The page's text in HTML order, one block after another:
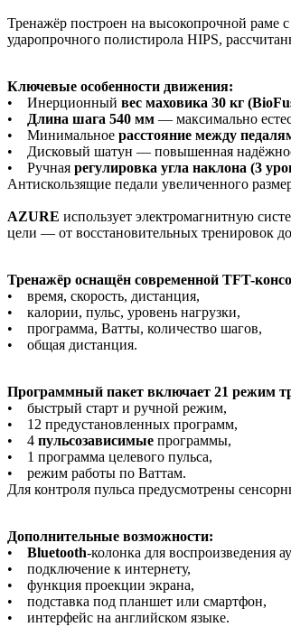
Тренажёр построен на высокопрочной раме
ударопрочного полистирола HIPS,
Ключевые особенности движения:
• Инерционный вес маховика 30 кг
•
Длина шага 540 мм — максимально
• Минимальное расстояние между
• Дисковый шатун — повышенная
• Ручная регулировка угла наклона (3
Антискользящие педали увеличенного
AZURE использует электромагнитную
цели — от восстановительных тренировок
Тренажёр оснащён современной TFT-
• время, скорость, дистанция,
• калории, пульс, уровень нагрузки,
• программа, Ватты, количество шагов,
• общая дистанция.
Программный пакет включает 21 режим
• быстрый старт и ручной режим,
• 12 предустановленных программ,
• 4 пульсозависимые программы,
• 1 программа целевого пульса,
• режим работы по Ваттам.
Для контроля пульса предусмотрены
Дополнительные возможности:
• Bluetooth-колонка для воспроизведения
• подключение к интернету,
• функция проекции экрана,
• подставка под планшет или смартфон,
• интерфейс на английском языке.